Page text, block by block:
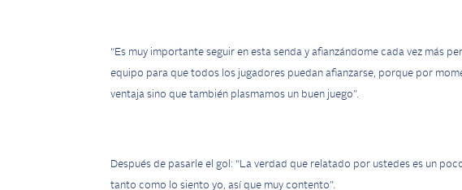
“Es muy importante seguir en esta senda y afianzándome cada vez más
equipo para que todos los jugadores puedan afianzarse, porque por
ventaja sino que también plasmamos un buen juego”.
Después de pasarle el gol: “La verdad que relatado por ustedes es un
tanto como lo siento yo, así que muy contento”.